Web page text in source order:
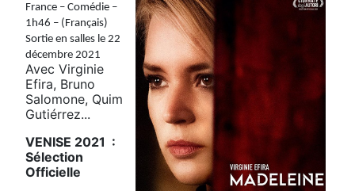
France – Comédie –
1h46 – (Français)
Sortie en salles le 22
décembre 2021
Avec Virginie
Efira, Bruno
Salomone, Quim
Gutiérrez...
VENISE 2021 :
Sélection
Officielle